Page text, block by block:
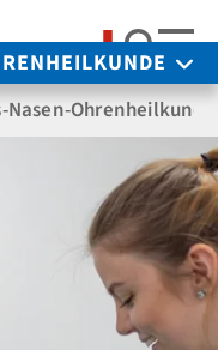
Ohrenheilkunde